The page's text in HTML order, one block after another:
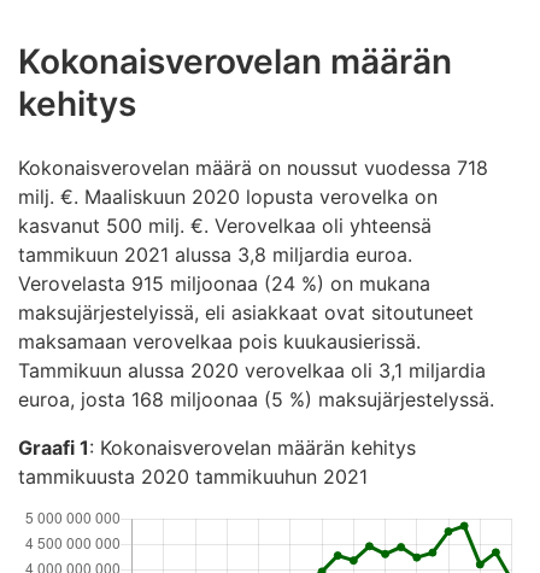
Kokonaisverovelan määrän
kehitys
Kokonaisverovelan määrä on noussut vuodessa 718
milj. €. Maaliskuun 2020 lopusta verovelka on
kasvanut 500 milj. €. Verovelkaa oli yhteensä
tammikuun 2021 alussa 3,8 miljardia euroa.
Verovelasta 915 miljoonaa (24 %) on mukana
maksujärjestelyissä, eli asiakkaat ovat sitoutuneet
maksamaan verovelkaa pois kuukausierissä.
Tammikuun alussa 2020 verovelkaa oli 3,1 miljardia
euroa, josta 168 miljoonaa (5 %) maksujärjestelyssä.
Graafi 1: Kokonaisverovelan määrän kehitys
tammikuusta 2020 tammikuuhun 2021